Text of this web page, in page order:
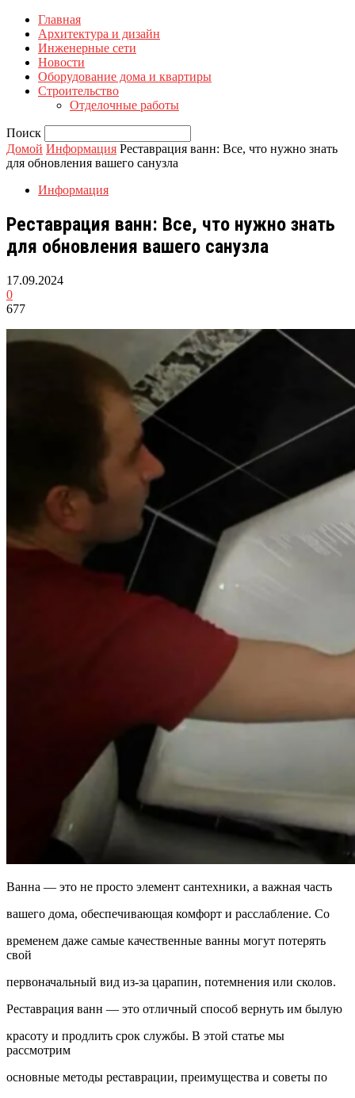
Главная
Архитектура и дизайн
Инженерные сети
Новости
Оборудование дома и квартиры
Строительство
Отделочные работы
Поиск
Домой Информация Реставрация ванн: Все, что нужно знать
для обновления вашего санузла
Информация
Реставрация ванн: Все, что нужно знать
для обновления вашего санузла
17.09.2024
0
677
Ванна — это не просто элемент сантехники, а важная часть
вашего дома, обеспечивающая комфорт и расслабление. Со
временем даже самые качественные ванны могут потерять
свой
первоначальный вид из-за царапин, потемнения или сколов.
Реставрация ванн — это отличный способ вернуть им былую
красоту и продлить срок службы. В этой статье мы
рассмотрим
основные методы реставрации, преимущества и советы по